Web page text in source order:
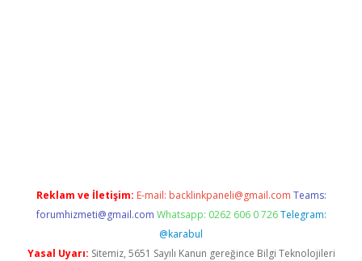
Reklam ve İletişim: E-mail: backlinkpaneli@gmail.com Teams:
forumhizmeti@gmail.com Whatsapp: 0262 606 0 726 Telegram:
@karabul
Yasal Uyarı: Sitemiz, 5651 Sayılı Kanun gereğince Bilgi Teknolojileri